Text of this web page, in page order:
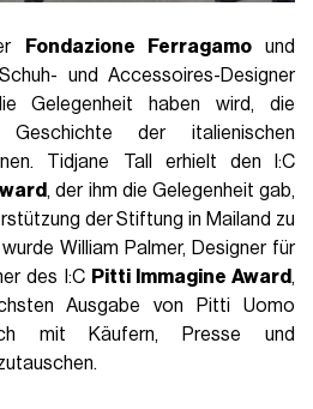
Fondazione Ferragamound
und Accessoires-Designer
Gelegenheit haben wird, die
Geschichte der italienischen
Tidjane Tall erhielt den I:C
, der ihm die Gelegenheit gab,
der Stiftung in Mailand zu
William Palmer, Designer für
des I:C Pitti Immagine Award ,
Ausgabe von Pitti Uomo
mit Käufern, Presse und